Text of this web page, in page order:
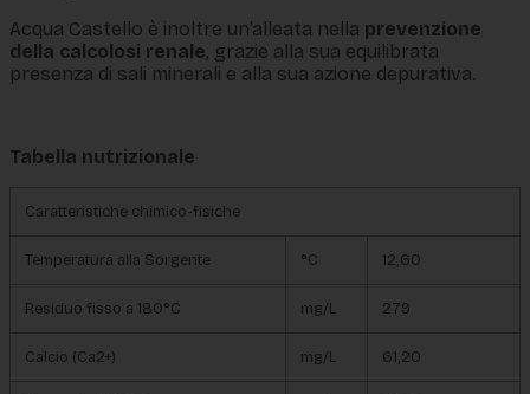
Acqua Castello è inoltre un’alleata nella prevenzione
della calcolosi renale, grazie alla sua equilibrata
presenza di sali minerali e alla sua azione depurativa.
Tabella nutrizionale
Caratteristiche chimico-fisiche
Temperatura alla Sorgente °C 12,60
Residuo fisso a 180°C mg/L 279
Calcio (Ca2+) mg/L 61,20